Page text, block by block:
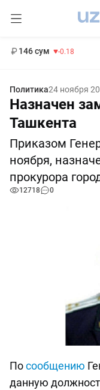
146 сум -0.18
Политика24 ноября
Назначен
Ташкента
Приказом
ноября,
прокурора
12718 0
Посообщению
данную